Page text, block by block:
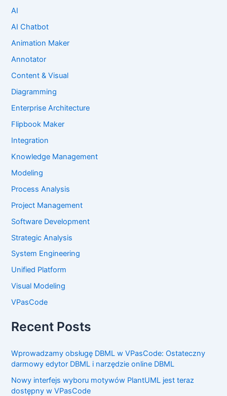
AI
AI Chatbot
Animation Maker
Annotator
Content & Visual
Diagramming
Enterprise Architecture
Flipbook Maker
Integration
Knowledge Management
Modeling
Process Analysis
Project Management
Software Development
Strategic Analysis
System Engineering
Unified Platform
Visual Modeling
VPasCode
Recent Posts
Wprowadzamy obsługę DBML w VPasCode: Ostateczny
darmowy edytor DBML i narzędzie online DBML
Nowy interfejs wyboru motywów PlantUML jest teraz
dostępny w VPasCode